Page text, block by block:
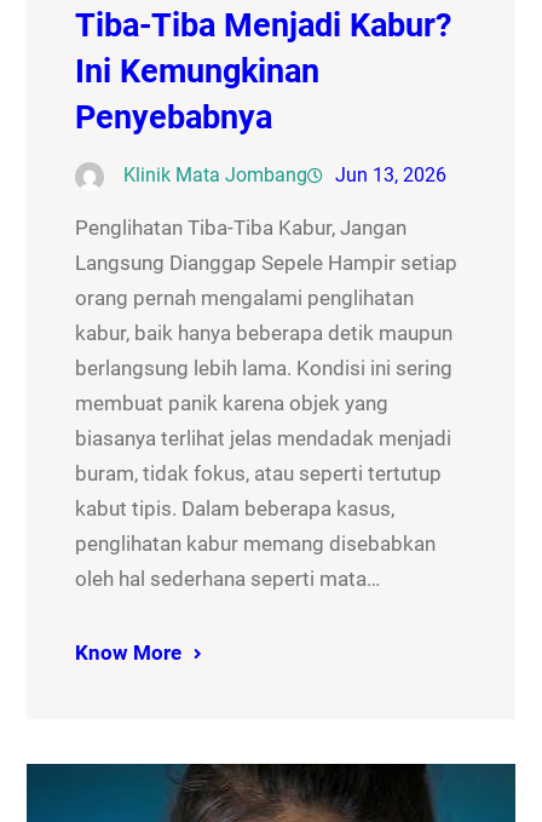
Tiba-Tiba Menjadi Kabur?
Ini Kemungkinan
Penyebabnya
Klinik Mata Jombang Jun 13, 2026
Penglihatan Tiba-Tiba Kabur, Jangan
Langsung Dianggap Sepele Hampir setiap
orang pernah mengalami penglihatan
kabur, baik hanya beberapa detik maupun
berlangsung lebih lama. Kondisi ini sering
membuat panik karena objek yang
biasanya terlihat jelas mendadak menjadi
buram, tidak fokus, atau seperti tertutup
kabut tipis. Dalam beberapa kasus,
penglihatan kabur memang disebabkan
oleh hal sederhana seperti mata…
Know More